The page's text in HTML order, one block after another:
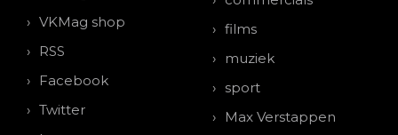
VKMag shop
RSS
Facebook
Twitter
films
muziek
sport
Max Verstappen